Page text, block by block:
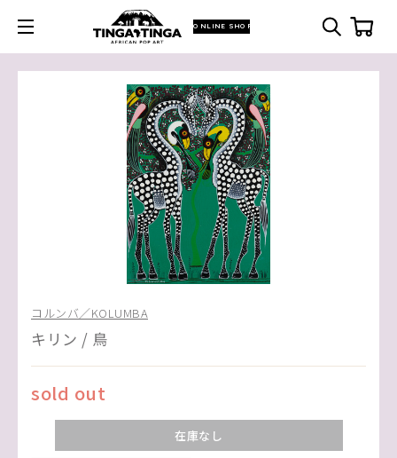
ONLINE SHOP
コルンバ／KOLUMBA
キリン / 鳥
sold out
在庫なし